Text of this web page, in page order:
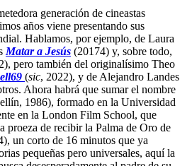
generación de cineastas
años viene presentando sus
Hablamos, por ejemplo, de Laura
Matar a Jesús (20174) y, sobre todo,
pero también del originalísimo Theo
(sic, 2022), y de Alejandro Landes
Ahora habrá que sumar el nombre
1986), formado en la Universidad
en la London Film School, que
proeza de recibir la Palma de Oro de
un corto de 16 minutos que ya
pequeñas pero universales, aquí la